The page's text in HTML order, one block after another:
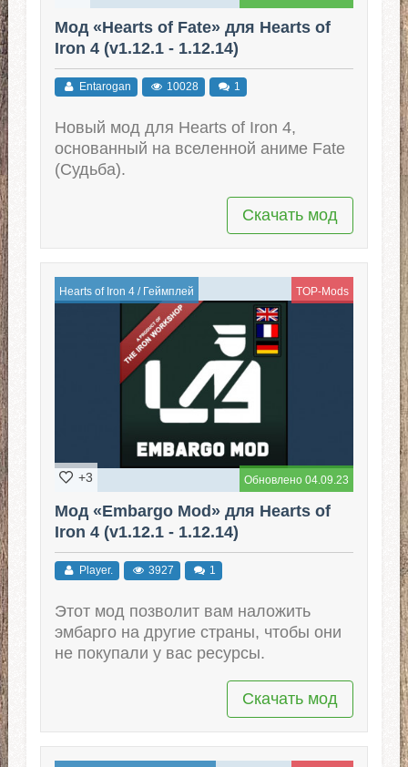
Мод «Hearts of Fate» для Hearts of
Iron 4 (v1.12.1 - 1.12.14)
Entarogan 10028 1
Новый мод для Hearts of Iron 4,
основанный на вселенной аниме Fate
(Судьба).
Скачать мод
Hearts of Iron 4/ Геймплей TOP-Mods
Обновлено 04.09.23
+3
Мод «Embargo Mod» для Hearts of
Iron 4 (v1.12.1 - 1.12.14)
Player. 3927 1
Этот мод позволит вам наложить
эмбарго на другие страны, чтобы они
не покупали у вас ресурсы.
Скачать мод